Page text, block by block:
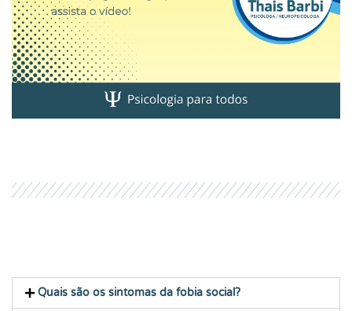
Quais são os sintomas da fobia social?